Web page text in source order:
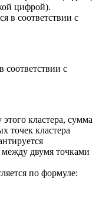
цифрой).
в соответствии с
соответствии с
кластера, сумма
точек кластера
между двумя точками
по формуле: